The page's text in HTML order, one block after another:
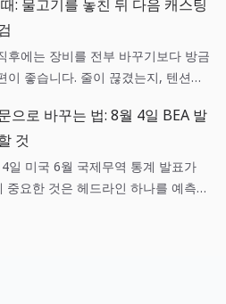
도움이 됩니다.
: 물고기를 놓친 뒤 다음 캐스팅
후에는 장비를 전부 바꾸기보다 방금
좋습니다. 줄이 끊겼는지, 텐션이
으로 바꾸는 법: 8월 4일 BEA 발
것
일 미국 6월 국제무역 통계 발표가
요한 것은 헤드라인 하나를 예측하